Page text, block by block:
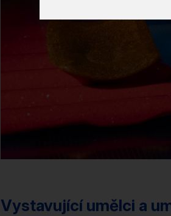
Vystavující umělci a